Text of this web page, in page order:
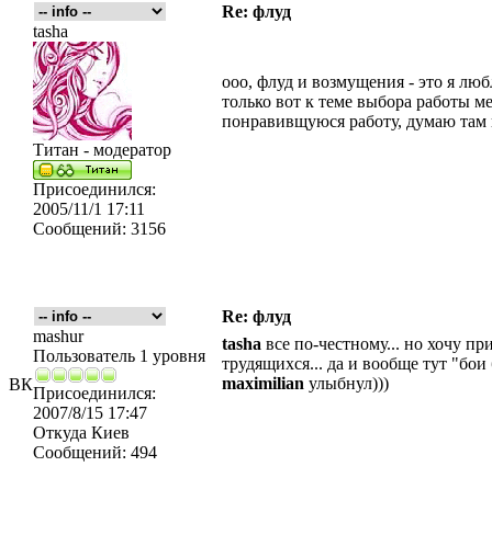
ВК
Re: флуд
tasha
Титан - модератор
Присоединился:
2005/11/1 17:11
Сообщений: 3156
ооо, флуд и возмущения - это я
только вот к теме выбора работы
понравивщуюся работу, думаю там
Re: флуд
mashur
Пользователь 1 уровня
Присоединился:
2007/8/15 17:47
Откуда Киев
Сообщений: 494
tasha все по-честному... но хочу
трудящихся... да и вообще тут
maximilian улыбнул)))